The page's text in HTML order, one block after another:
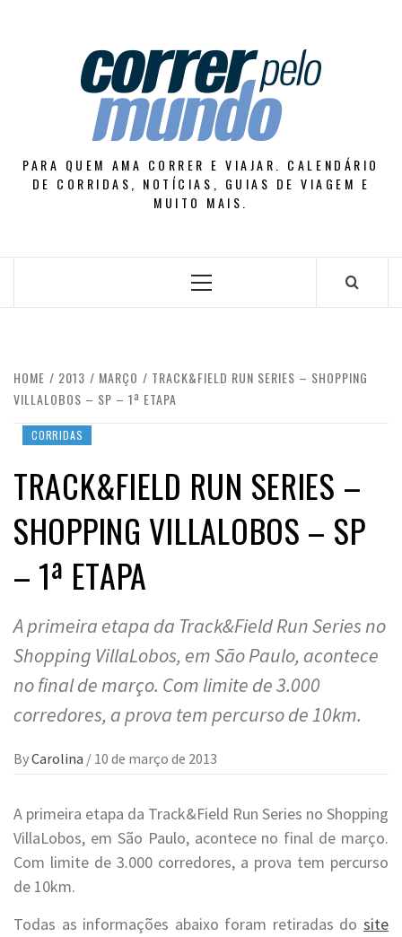
PARA QUEM AMA CORRER E VIAJAR. CALENDÁRIO
DE CORRIDAS, NOTÍCIAS, GUIAS DE VIAGEM E
MUITO MAIS.
Primary
HOME 2013 MARÇO
TRACK&FIELD RUN SERIES – SHOPPING
VILLALOBOS – SP – 1ª ETAPA
CORRIDAS
TRACK&FIELD RUN SERIES –
SHOPPING VILLALOBOS – SP
– 1ª ETAPA
A primeira etapa da Track&Field Run Series no
Shopping VillaLobos, em São Paulo, acontece
no final de março. Com limite de 3.000
corredores, a prova tem percurso de 10km.
ByCarolina / 10 de março de 2013
A primeira etapa da Track&Field Run Series no Shopping
VillaLobos, em São Paulo, acontece no final de março.
Com limite de 3.000 corredores, a prova tem percurso
de 10km.
Todas as informações abaixo foram retiradas do site